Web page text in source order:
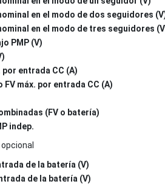
en el modo de dos seguidores
en el modo de tres seguidores
PMP (V)
entrada CC (A)
máx. por entrada CC (A)
(FV o batería)
indep.
de la batería (V)
de la batería (V)